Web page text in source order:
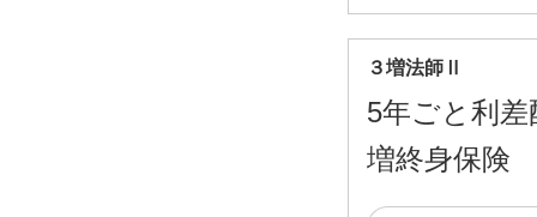
３増法師Ⅱ
5年ごと利
増終身保険